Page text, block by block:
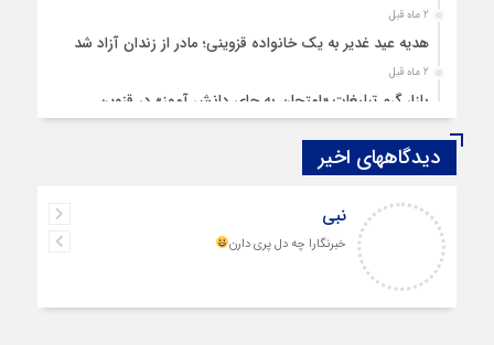
2 ماه قبل
هدیه عید غدیر به یک خانواده قزوینی؛ مادر از زندان آزاد شد
2 ماه قبل
بازار گرم تبلیغات «امتحان به جای دانش‌ آموز» در قزوین
قزوین ۱۴۰۴، گام‌هایی در سایه چالش‌ها
چهارشنبه‌ سوری بی‌غوغا
مردم قزوین زیر آوار گرانی مسکن
دیدگاههای اخیر
نبی
خبرنگارا چه دل پری دارن